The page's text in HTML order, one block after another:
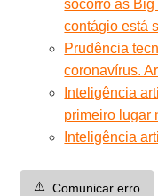
socorro às Big
contágio está
Prudência
coronavírus.
Inteligência
primeiro lugar
Inteligência
⚠️ Comunicar erro